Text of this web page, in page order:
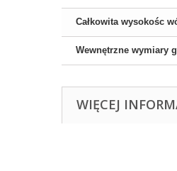
Całkowita wysokośc
Wewnętrzne wymiary
WIĘCEJ